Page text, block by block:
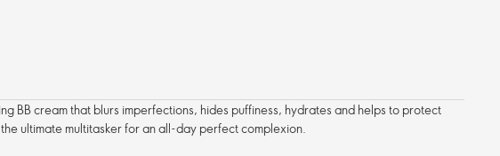
BB cream that blurs imperfections, hides puffiness, hydrates and helps to protect
ultimate multitasker for an all-day perfect complexion.